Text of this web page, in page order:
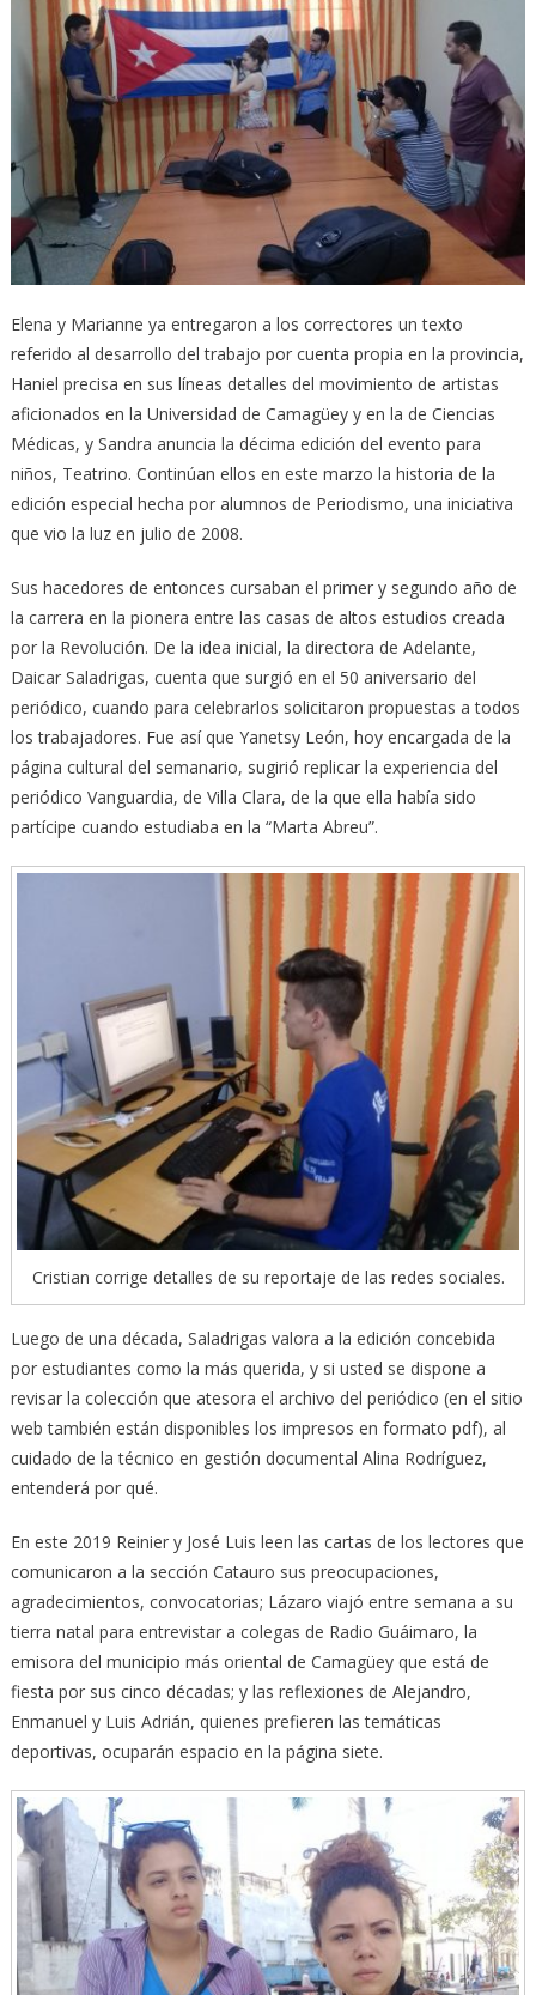
Elena y Marianne ya entregaron a los correctores un texto
referido al desarrollo del trabajo por cuenta propia en la provincia,
Haniel precisa en sus líneas detalles del movimiento de artistas
aficionados en la Universidad de Camagüey y en la de Ciencias
Médicas, y Sandra anuncia la décima edición del evento para
niños, Teatrino. Continúan ellos en este marzo la historia de la
edición especial hecha por alumnos de Periodismo, una iniciativa
que vio la luz en julio de 2008.
Sus hacedores de entonces cursaban el primer y segundo año de
la carrera en la pionera entre las casas de altos estudios creada
por la Revolución. De la idea inicial, la directora de Adelante,
Daicar Saladrigas, cuenta que surgió en el 50 aniversario del
periódico, cuando para celebrarlos solicitaron propuestas a todos
los trabajadores. Fue así que Yanetsy León, hoy encargada de la
página cultural del semanario, sugirió replicar la experiencia del
periódico Vanguardia, de Villa Clara, de la que ella había sido
partícipe cuando estudiaba en la “Marta Abreu”.
Cristian corrige detalles de su reportaje de las redes sociales.
Luego de una década, Saladrigas valora a la edición concebida
por estudiantes como la más querida, y si usted se dispone a
revisar la colección que atesora el archivo del periódico (en el sitio
web también están disponibles los impresos en formato pdf), al
cuidado de la técnico en gestión documental Alina Rodríguez,
entenderá por qué.
En este 2019 Reinier y José Luis leen las cartas de los lectores que
comunicaron a la sección Catauro sus preocupaciones,
agradecimientos, convocatorias; Lázaro viajó entre semana a su
tierra natal para entrevistar a colegas de Radio Guáimaro, la
emisora del municipio más oriental de Camagüey que está de
fiesta por sus cinco décadas; y las reflexiones de Alejandro,
Enmanuel y Luis Adrián, quienes prefieren las temáticas
deportivas, ocuparán espacio en la página siete.